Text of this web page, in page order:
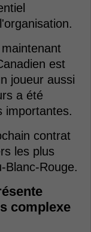
est
joueur aussi
a été
importantes.
contrat
les plus
Blanc-Rouge.
complexe